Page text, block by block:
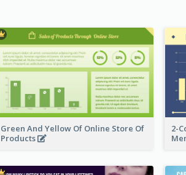
Green And Yellow Of Online Store Of
Products
2-